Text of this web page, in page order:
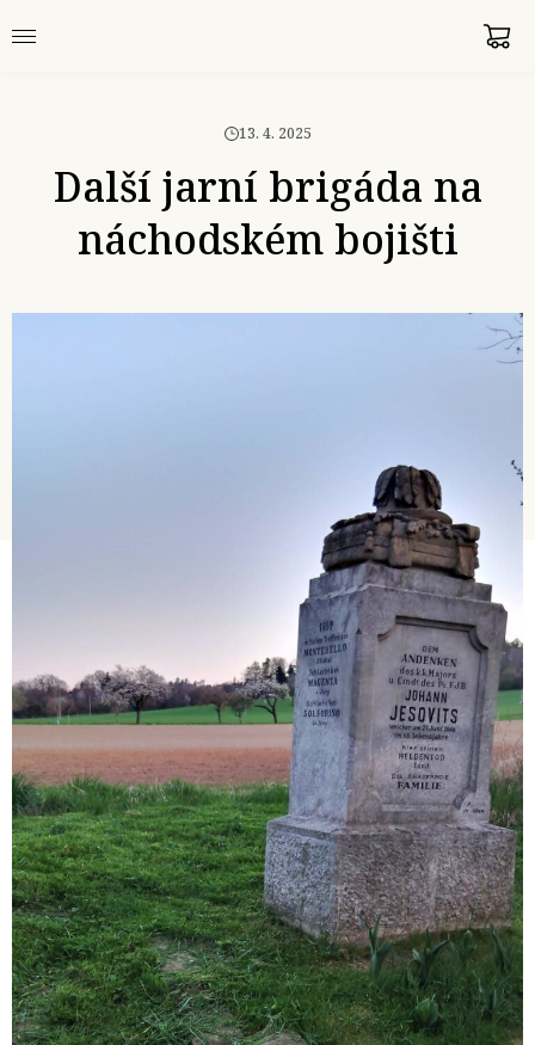
13. 4. 2025
Další jarní brigáda na
náchodském bojišti